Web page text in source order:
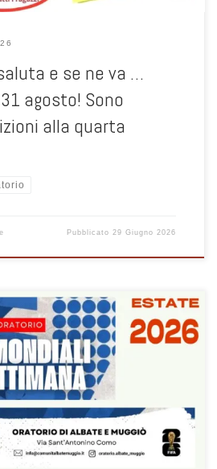
e se ne va …
agosto! Sono
alla quarta
Pubblicato 29 Giugno 2026
GLI ORARI DELLE SERATE